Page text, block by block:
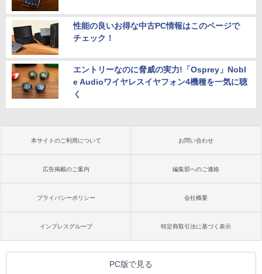
性能の良いお得な中古PC情報はこのページで
チェック！
エントリーなのに脅威の実力!「Osprey」Nobl
e Audioワイヤレスイヤフォン4機種を一気に聴
く
本サイトのご利用について お問い合わせ
広告掲載のご案内 編集部へのご連絡
プライバシーポリシー 会社概要
インプレスグループ 特定商取引法に基づく表示
PC版で見る